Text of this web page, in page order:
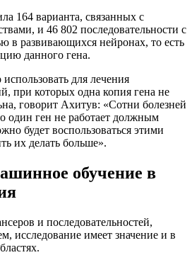
164 варианта, связанных с
и 46 802 последовательности с
в развивающихся нейронах, то есть
данного гена.
для лечения
при которых одна копия гена не
говорит Ахитув: «Сотни болезней
один ген не работает должным
будет воспользоваться этими
их делать больше».
обучение в
и последовательностей,
исследование имеет значение и в